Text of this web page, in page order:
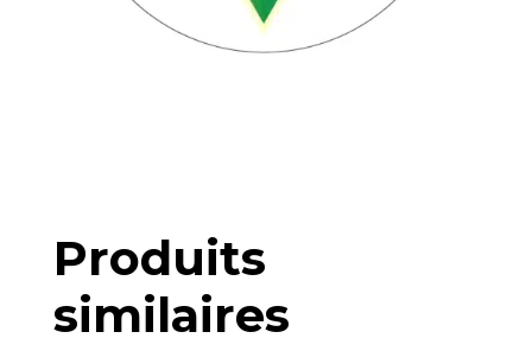
Produits
similaires